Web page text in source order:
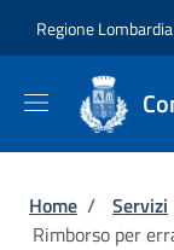
Regione Lombardia
Briciole
Home / Servizi
Rimborso per